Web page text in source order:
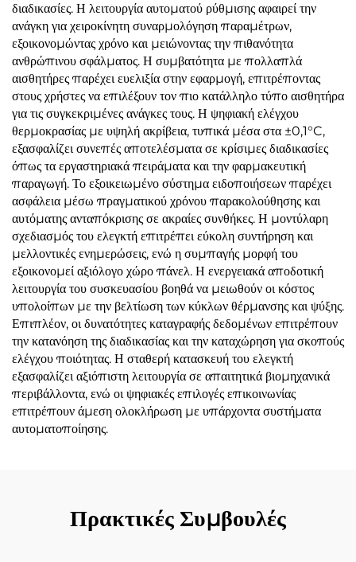
διαδικασίες. Η λειτουργία αυτοματού ρύθμισης αφαιρεί την
ανάγκη για χειροκίνητη συναρμολόγηση παραμέτρων,
εξοικονομώντας χρόνο και μειώνοντας την πιθανότητα
ανθρώπινου σφάλματος. Η συμβατότητα με πολλαπλά
αισθητήρες παρέχει ευελιξία στην εφαρμογή, επιτρέποντας
στους χρήστες να επιλέξουν τον πιο κατάλληλο τύπο αισθητήρα
για τις συγκεκριμένες ανάγκες τους. Η ψηφιακή ελέγχου
θερμοκρασίας με υψηλή ακρίβεια, τυπικά μέσα στα ±0,1°C,
εξασφαλίζει συνεπές αποτελέσματα σε κρίσιμες διαδικασίες
όπως τα εργαστηριακά πειράματα και την φαρμακευτική
παραγωγή. Το εξοικειωμένο σύστημα ειδοποιήσεων παρέχει
ασφάλεια μέσω πραγματικού χρόνου παρακολούθησης και
αυτόματης ανταπόκρισης σε ακραίες συνθήκες. Η μοντύλαρη
σχεδιασμός του ελεγκτή επιτρέπει εύκολη συντήρηση και
μελλοντικές ενημερώσεις, ενώ η συμπαγής μορφή του
εξοικονομεί αξιόλογο χώρο πάνελ. Η ενεργειακά αποδοτική
λειτουργία του συσκευασίου βοηθά να μειωθούν οι κόστος
υπολοίπων με την βελτίωση των κύκλων θέρμανσης και ψύξης.
Επιπλέον, οι δυνατότητες καταγραφής δεδομένων επιτρέπουν
την κατανόηση της διαδικασίας και την καταχώρηση για σκοπούς
ελέγχου ποιότητας. Η σταθερή κατασκευή του ελεγκτή
εξασφαλίζει αξιόπιστη λειτουργία σε απαιτητικά βιομηχανικά
περιβάλλοντα, ενώ οι ψηφιακές επιλογές επικοινωνίας
επιτρέπουν άμεση ολοκλήρωση με υπάρχοντα συστήματα
αυτοματοποίησης.
Πρακτικές Συμβουλές